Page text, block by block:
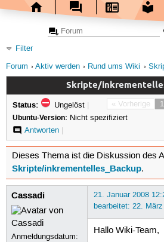
Filter
Forum
Aktiv werden Rund ums Wiki
Skripte/
« Vorherige 1
Status: Ungelöst |
Ubuntu-Version: Nicht spezifiziert
Antworten|
Dieses Thema ist die Diskussion des
Skripte/inkrementelles_Backup.
Cassadi
Anmeldungsdatum:
21. Januar 2008
bearbeitet: 22.
Hallo Wiki-Team,